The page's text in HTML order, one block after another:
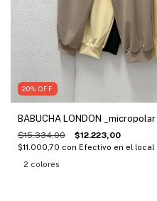
20% OFF
BABUCHA LONDON _micropolar
$15.334,00 $12.223,00
$11.000,70 con Efectivo en el local
2 colores